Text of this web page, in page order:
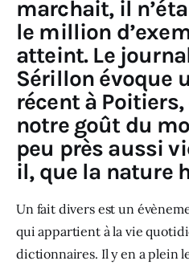
marchait, il
le million
atteint. Le
Sérillon évoque
récent à
notre goût du
peu près aussi
il, que la nature
Un fait divers est un
qui appartient à la vie
dictionnaires. Il y en a plein